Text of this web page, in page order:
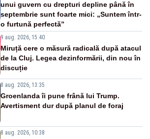
unui guvern cu drepturi depline până în
septembrie sunt foarte mici: „Suntem într-
o furtună perfectă”
9 aug. 2026, 15:40
Miruță cere o măsură radicală după atacul
de la Cluj. Legea dezinformării, din nou în
discuție
8 aug. 2026, 13:35
Groenlanda îi pune frână lui Trump.
Avertisment dur după planul de foraj
8 aug. 2026, 10:38